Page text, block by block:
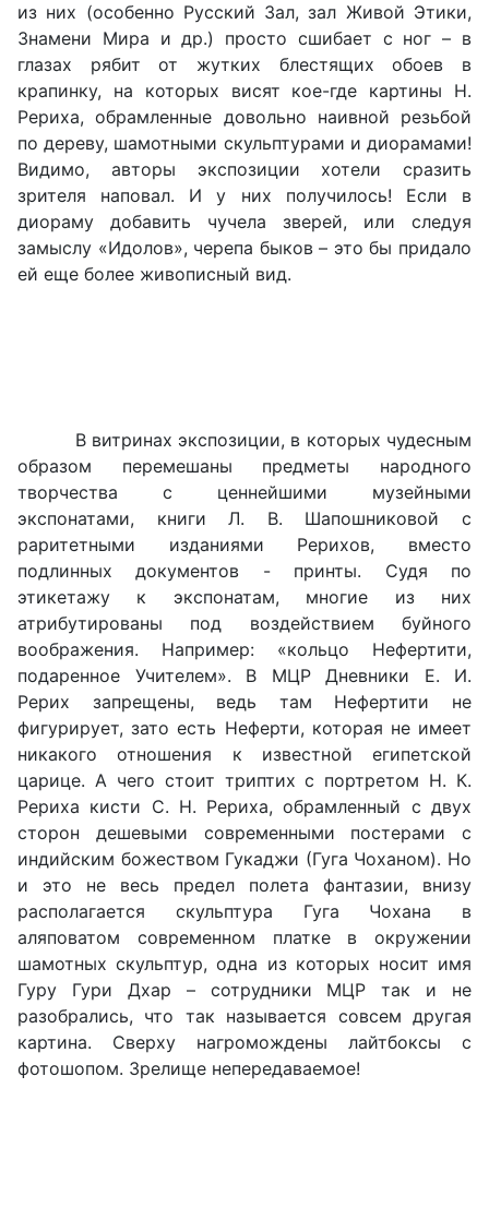
из них (особенно Русский Зал, зал Живой Этики,
Знамени Мира и др.) просто сшибает с ног – в
глазах рябит от жутких блестящих обоев в
крапинку, на которых висят кое-где картины Н.
Рериха, обрамленные довольно наивной резьбой
по дереву, шамотными скульптурами и диорамами!
Видимо, авторы экспозиции хотели сразить
зрителя наповал. И у них получилось! Если в
диораму добавить чучела зверей, или следуя
замыслу «Идолов», черепа быков – это бы придало
ей еще более живописный вид.
В витринах экспозиции, в которых чудесным
образом перемешаны предметы народного
творчества с ценнейшими музейными
экспонатами, книги Л. В. Шапошниковой с
раритетными изданиями Рерихов, вместо
подлинных документов - принты. Судя по
этикетажу к экспонатам, многие из них
атрибутированы под воздействием буйного
воображения. Например: «кольцо Нефертити,
подаренное Учителем». В МЦР Дневники Е. И.
Рерих запрещены, ведь там Нефертити не
фигурирует, зато есть Неферти, которая не имеет
никакого отношения к известной египетской
царице. А чего стоит триптих с портретом Н. К.
Рериха кисти С. Н. Рериха, обрамленный с двух
сторон дешевыми современными постерами с
индийским божеством Гукаджи (Гуга Чоханом). Но
и это не весь предел полета фантазии, внизу
располагается скульптура Гуга Чохана в
аляповатом современном платке в окружении
шамотных скульптур, одна из которых носит имя
Гуру Гури Дхар – сотрудники МЦР так и не
разобрались, что так называется совсем другая
картина. Сверху нагромождены лайтбоксы с
фотошопом. Зрелище непередаваемое!